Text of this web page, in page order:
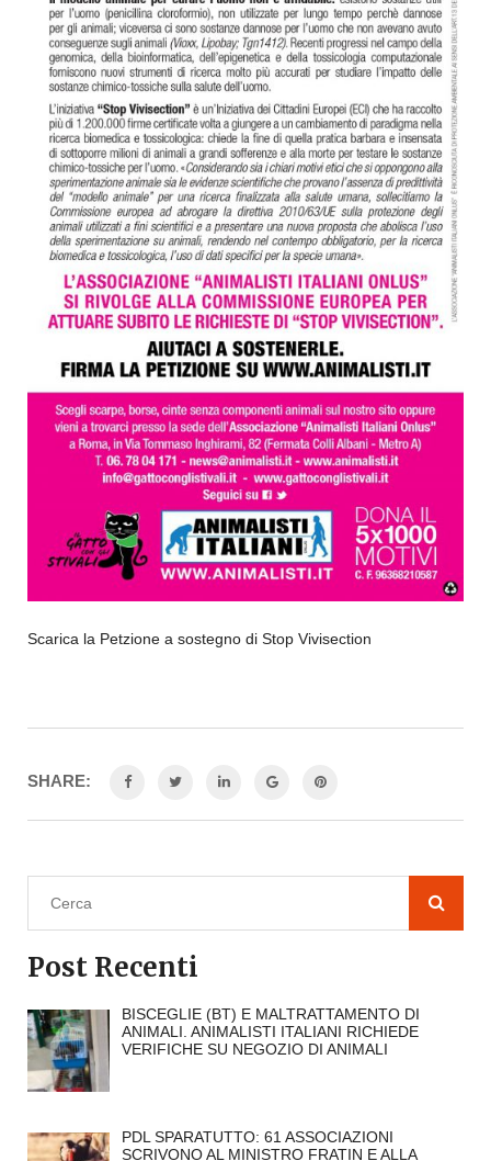
Scarica la Petzione a sostegno di Stop Vivisection
SHARE:
Post Recenti
BISCEGLIE (BT) E MALTRATTAMENTO DI
ANIMALI. ANIMALISTI ITALIANI RICHIEDE
VERIFICHE SU NEGOZIO DI ANIMALI
PDL SPARATUTTO: 61 ASSOCIAZIONI
SCRIVONO AL MINISTRO FRATIN E ALLA